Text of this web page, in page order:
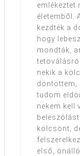
emlékeztet
életemből.
kezdték a
hogy
mondták,
nekik a
döntöttem,
tudom
nekem kell
kölcsönt,
első,